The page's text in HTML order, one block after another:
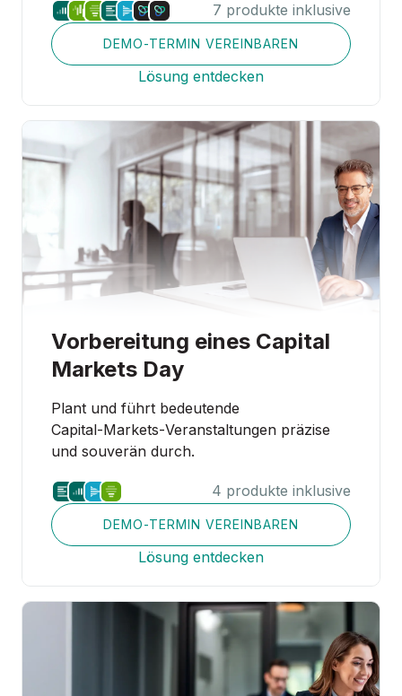
7 produkte inklusive
DEMO-TERMIN VEREINBAREN
Lösung entdecken
Vorbereitung eines Capital
Markets Day
Plant und führt bedeutende
Capital‑Markets‑Veranstaltungen präzise
und souverän durch.
4 produkte inklusive
DEMO-TERMIN VEREINBAREN
Lösung entdecken